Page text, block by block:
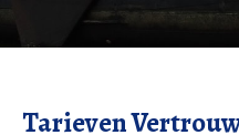
Tarieven